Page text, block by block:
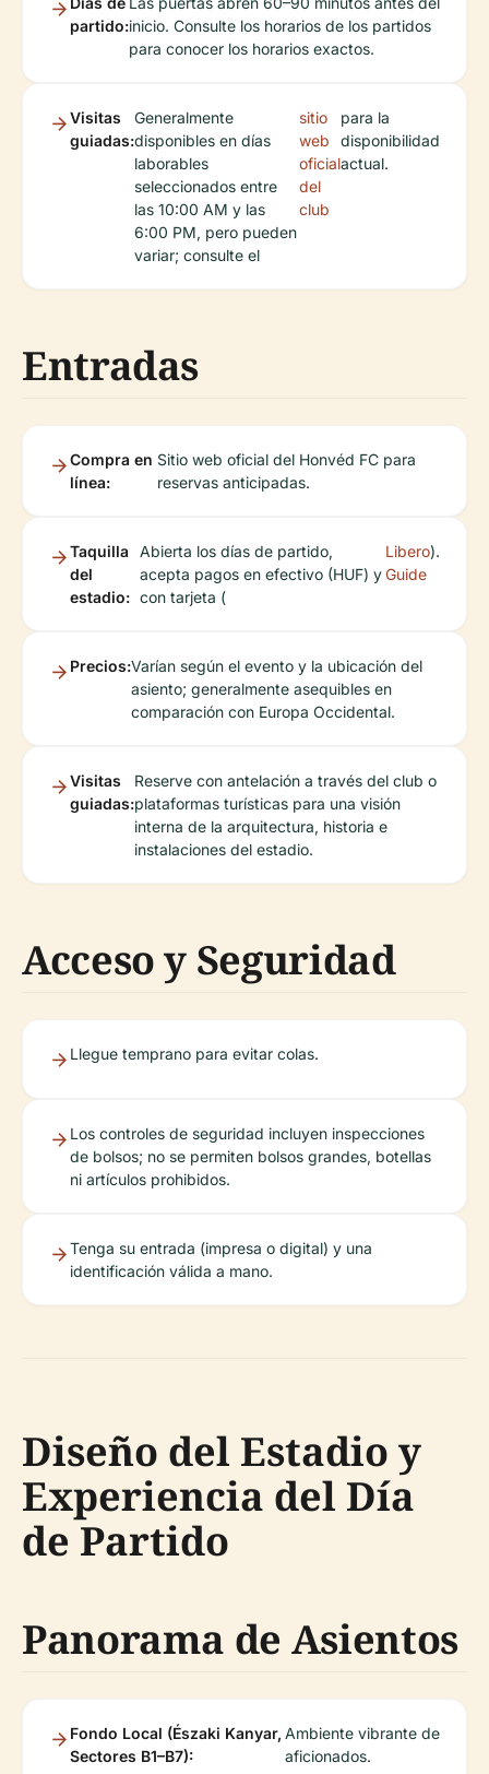
partido:inicio. Consulte los horarios de los partidos
para conocer los horarios exactos.
Visitas
guiadas:
Generalmente
disponibles en días
laborables
seleccionados entre
las 10:00 AM y las
6:00 PM, pero pueden
variar; consulte el
sitio
web
oficial
del
club
para la
disponibilidad
actual.
Entradas
Compra en
línea:
Sitio web oficial del Honvéd FC para
reservas anticipadas.
Taquilla
del
estadio:
Abierta los días de partido,
acepta pagos en efectivo (HUF) y
con tarjeta (
Libero
Guide
).
Precios:Varían según el evento y la ubicación del
asiento; generalmente asequibles en
comparación con Europa Occidental.
Visitas
guiadas:
Reserve con antelación a través del club o
plataformas turísticas para una visión
interna de la arquitectura, historia e
instalaciones del estadio.
Acceso y Seguridad
Llegue temprano para evitar colas.
Los controles de seguridad incluyen inspecciones
de bolsos; no se permiten bolsos grandes, botellas
ni artículos prohibidos.
Tenga su entrada (impresa o digital) y una
identificación válida a mano.
Diseño del Estadio y
Experiencia del Día
de Partido
Panorama de Asientos
Fondo Local (Északi Kanyar,
Sectores B1–B7):
Ambiente vibrante de
aficionados.